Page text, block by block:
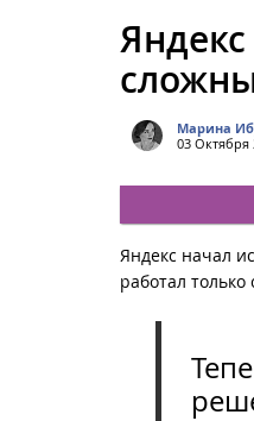
Марина
03 Октября
Яндекс начал
работал